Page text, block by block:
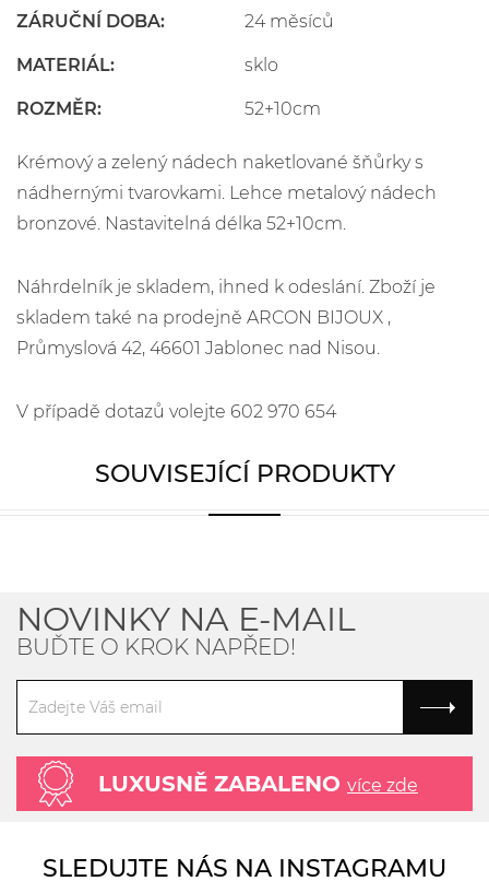
ZÁRUČNÍ DOBA: 24 měsíců
MATERIÁL: sklo
ROZMĚR: 52+10cm
Krémový a zelený nádech naketlované šňůrky s
nádhernými tvarovkami. Lehce metalový nádech
bronzové. Nastavitelná délka 52+10cm.
Náhrdelník je skladem, ihned k odeslání. Zboží je
skladem také na prodejně ARCON BIJOUX ,
Průmyslová 42, 46601 Jablonec nad Nisou.
V případě dotazů volejte 602 970 654
SOUVISEJÍCÍ PRODUKTY
NOVINKY NA E-MAIL
BUĎTE O KROK NAPŘED!
LUXUSNĚ ZABALENO více zde
SLEDUJTE NÁS NA INSTAGRAMU